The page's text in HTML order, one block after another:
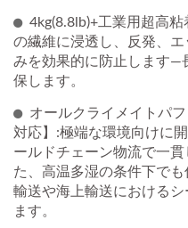
4kg(8.8lb)+工業用超高
の繊維に浸透し、反発、
みを効果的に防止します—
保します。
オールクライメイトパ
対応】:極端な環境向けに
ールドチェーン物流で一
た、高温多湿の条件下で
輸送や海上輸送における
ます。